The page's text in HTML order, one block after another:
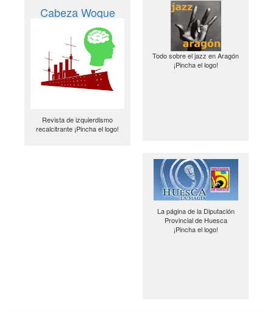
Cabeza Woque
Revista de izquierdismo
recalcitrante ¡Pincha el logo!
Todo sobre el jazz en Aragón
¡Pincha el logo!
La página de la Diputación
Provincial de Huesca
¡Pincha el logo!